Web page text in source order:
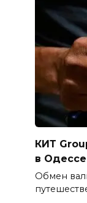
КИТ
в Одессе
Обмен